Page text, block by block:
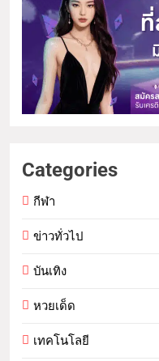
Categories
กีฬา
ข่าวทั่วไป
บันเทิง
หวยเด็ด
เทคโนโลยี